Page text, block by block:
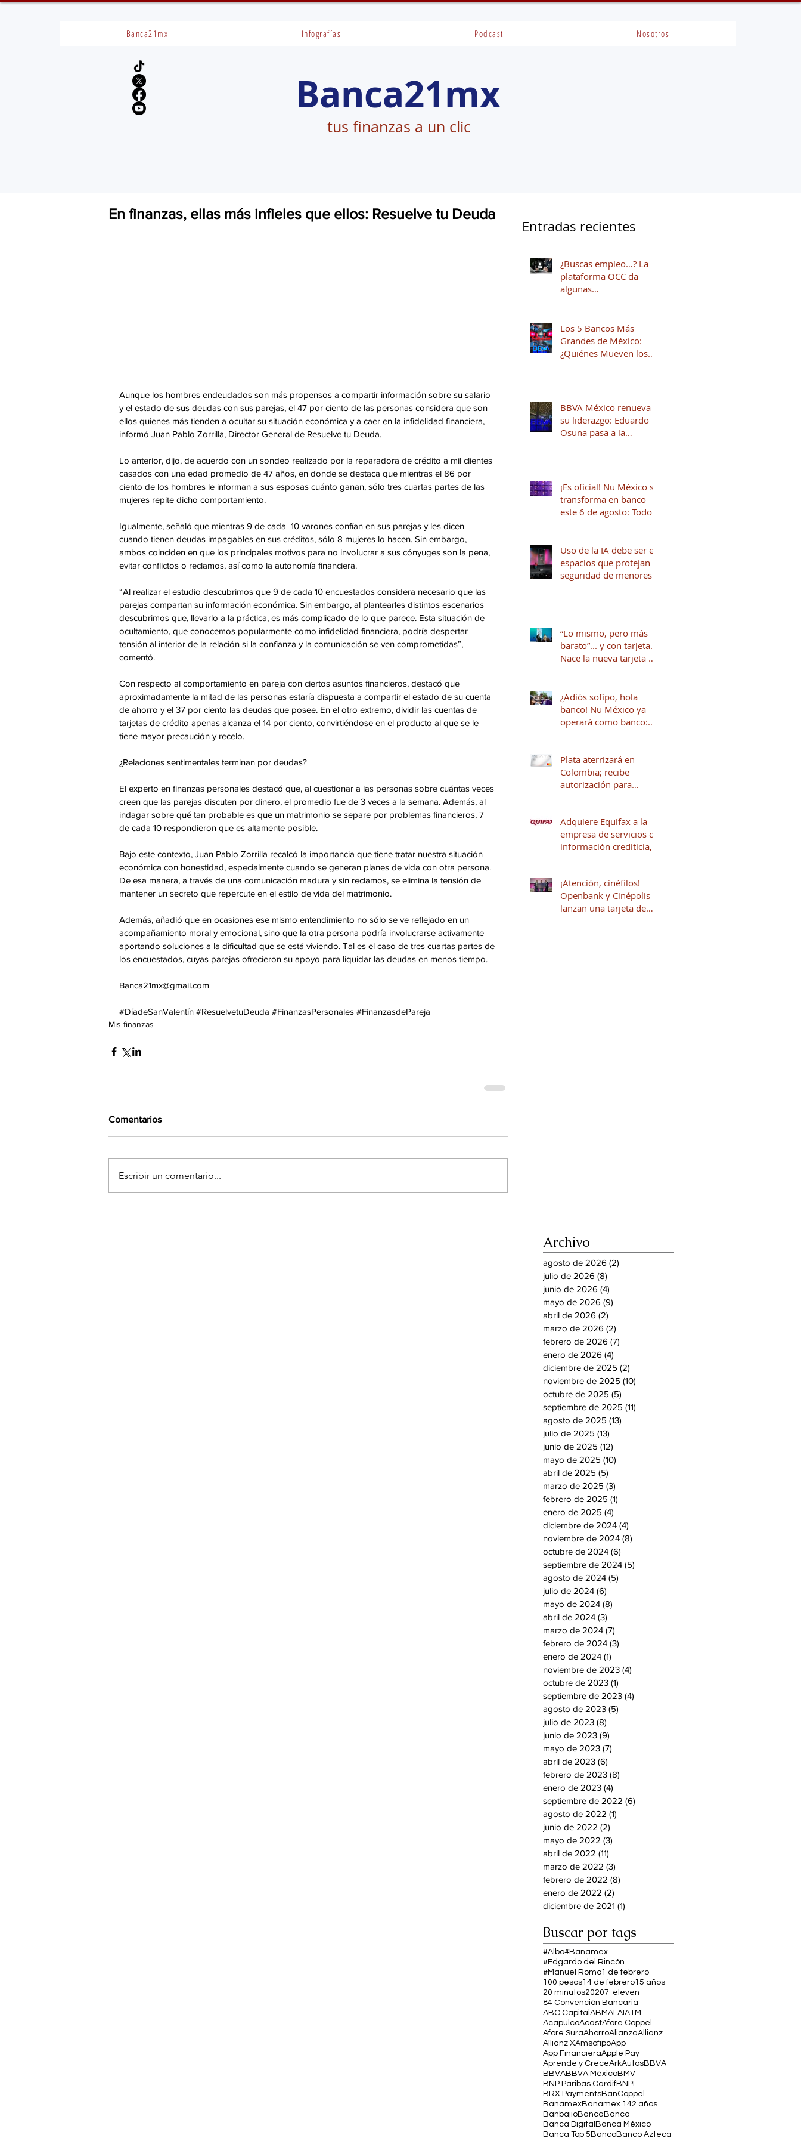
Banca21mx Infografías Podcast Nosotros
Banca21mx
tus finanzas a un clic
En finanzas, ellas más infieles que ellos: Resuelve tu Deuda
Aunque los hombres endeudados son más propensos a compartir información sobre su salario
y el estado de sus deudas con sus parejas, el 47 por ciento de las personas considera que son
ellos quienes más tienden a ocultar su situación económica y a caer en la infidelidad financiera,
informó Juan Pablo Zorrilla, Director General de Resuelve tu Deuda.
Lo anterior, dijo, de acuerdo con un sondeo realizado por la reparadora de crédito a mil clientes
casados con una edad promedio de 47 años, en donde se destaca que mientras el 86 por
ciento de los hombres le informan a sus esposas cuánto ganan, sólo tres cuartas partes de las
mujeres repite dicho comportamiento.
Igualmente, señaló que mientras 9 de cada  10 varones confían en sus parejas y les dicen
cuando tienen deudas impagables en sus créditos, sólo 8 mujeres lo hacen. Sin embargo,
ambos coinciden en que los principales motivos para no involucrar a sus cónyuges son la pena,
evitar conflictos o reclamos, así como la autonomía financiera.
“Al realizar el estudio descubrimos que 9 de cada 10 encuestados considera necesario que las
parejas compartan su información económica. Sin embargo, al plantearles distintos escenarios
descubrimos que, llevarlo a la práctica, es más complicado de lo que parece. Esta situación de
ocultamiento, que conocemos popularmente como infidelidad financiera, podría despertar
tensión al interior de la relación si la confianza y la comunicación se ven comprometidas”,
comentó.
Con respecto al comportamiento en pareja con ciertos asuntos financieros, destacó que
aproximadamente la mitad de las personas estaría dispuesta a compartir el estado de su cuenta
de ahorro y el 37 por ciento las deudas que posee. En el otro extremo, dividir las cuentas de
tarjetas de crédito apenas alcanza el 14 por ciento, convirtiéndose en el producto al que se le
tiene mayor precaución y recelo.
¿Relaciones sentimentales terminan por deudas?
El experto en finanzas personales destacó que, al cuestionar a las personas sobre cuántas veces
creen que las parejas discuten por dinero, el promedio fue de 3 veces a la semana. Además, al
indagar sobre qué tan probable es que un matrimonio se separe por problemas financieros, 7
de cada 10 respondieron que es altamente posible.
Bajo este contexto, Juan Pablo Zorrilla recalcó la importancia que tiene tratar nuestra situación
económica con honestidad, especialmente cuando se generan planes de vida con otra persona.
De esa manera, a través de una comunicación madura y sin reclamos, se elimina la tensión de
mantener un secreto que repercute en el estilo de vida del matrimonio.
Además, añadió que en ocasiones ese mismo entendimiento no sólo se ve reflejado en un
acompañamiento moral y emocional, sino que la otra persona podría involucrarse activamente
aportando soluciones a la dificultad que se está viviendo. Tal es el caso de tres cuartas partes de
los encuestados, cuyas parejas ofrecieron su apoyo para liquidar las deudas en menos tiempo.
Banca21mx@gmail.com
#DíadeSanValentín #ResuelvetuDeuda #FinanzasPersonales #FinanzasdePareja
Mis finanzas
Comentarios
Escribir un comentario...
Entradas recientes
¿Buscas empleo…? La
plataforma OCC da
algunas
búsqueda de una
oportunidad laboral
Los 5 Bancos Más
Grandes de México:
¿Quiénes Mueven los
BBVA México renueva
su liderazgo: Eduardo
Osuna pasa a la
¡Es oficial! Nu México se
transforma en banco
este 6 de agosto: Todo
Uso de la IA debe ser en
espacios que protejan la
seguridad de menores
“Lo mismo, pero más
barato”... y con tarjeta.
Nace la nueva tarjeta de
¿Adiós sofipo, hola
banco! Nu México ya
operará como banco:
Plata aterrizará en
Colombia; recibe
autorización para
Adquiere Equifax a la
empresa de servicios de
información crediticia,
¡Atención, cinéfilos!
Openbank y Cinépolis
lanzan una tarjeta de
Archivo
agosto de 2026 (2)
julio de 2026 (8)
junio de 2026 (4)
mayo de 2026 (9)
abril de 2026 (2)
marzo de 2026 (2)
febrero de 2026 (7)
enero de 2026 (4)
diciembre de 2025 (2)
noviembre de 2025 (10)
octubre de 2025 (5)
septiembre de 2025 (11)
agosto de 2025 (13)
julio de 2025 (13)
junio de 2025 (12)
mayo de 2025 (10)
abril de 2025 (5)
marzo de 2025 (3)
febrero de 2025 (1)
enero de 2025 (4)
diciembre de 2024 (4)
noviembre de 2024 (8)
octubre de 2024 (6)
septiembre de 2024 (5)
agosto de 2024 (5)
julio de 2024 (6)
mayo de 2024 (8)
abril de 2024 (3)
marzo de 2024 (7)
febrero de 2024 (3)
enero de 2024 (1)
noviembre de 2023 (4)
octubre de 2023 (1)
septiembre de 2023 (4)
agosto de 2023 (5)
julio de 2023 (8)
junio de 2023 (9)
mayo de 2023 (7)
abril de 2023 (6)
febrero de 2023 (8)
enero de 2023 (4)
septiembre de 2022 (6)
agosto de 2022 (1)
junio de 2022 (2)
mayo de 2022 (3)
abril de 2022 (11)
marzo de 2022 (3)
febrero de 2022 (8)
enero de 2022 (2)
diciembre de 2021 (1)
Buscar por tags
#Albo#Banamex
#Edgardo del Rincón
#Manuel Romo1 de febrero
100 pesos14 de febrero15 años
20 minutos20207-eleven
84 Convención Bancaria
ABC Capital ABMALAI ATM
AcapulcoAcastAfore Coppel
Afore SuraAhorroAlianzaAllianz
Allianz XAmsofipoApp
App FinancieraApple Pay
Aprende y CreceArkAutosBBVA
BBVABBVA MéxicoBMV
BNP Paribas CardifBNPL
BRX PaymentsBanCoppel
BanamexBanamex 142 años
BanbajioBanca Banca
Banca Digital Banca México
Banca Top 5 BancoBanco Azteca